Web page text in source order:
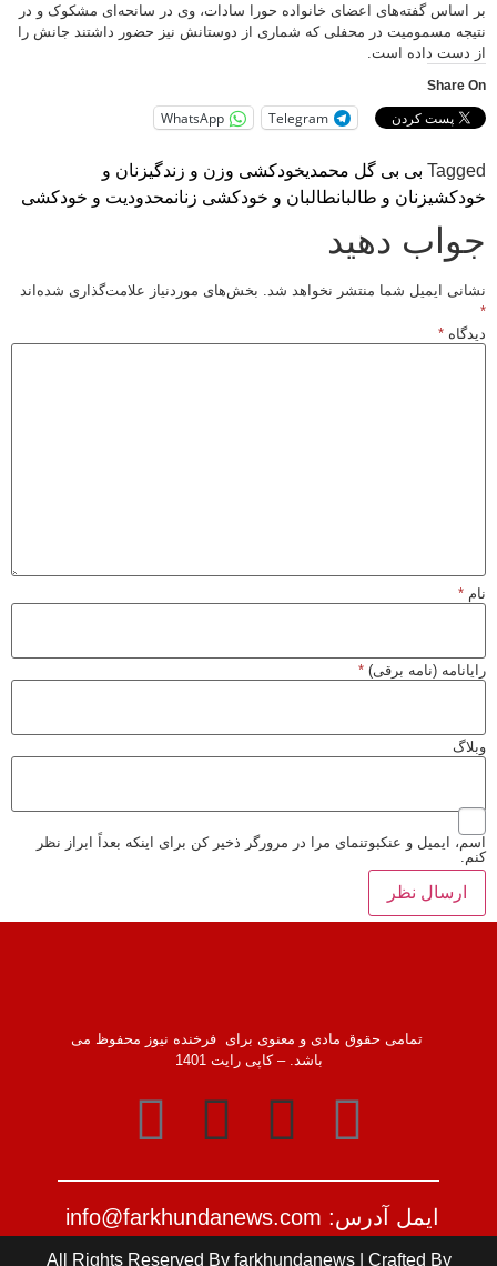
بر اساس گفته‌های اعضای خانواده حورا سادات، وی در سانحه‌ای مشکوک و در
نتیجه مسمومیت در محفلی که شماری از دوستانش نیز حضور داشتند جانش را
از دست داده است.
Share On
Telegram
WhatsApp
Tagged بی بی گل محمدیخودکشی و زن و زندگیزنان و
خودکشیزنان و طالبانطالبان و خودکشی زنانمحدودیت و خودکشی
جواب دهید
نشانی ایمیل شما منتشر نخواهد شد. بخش‌های موردنیاز علامت‌گذاری شده‌اند
دیدگاه*
نام*
رایانامه (نامه برقی)*
وبلاگ
اسم، ایمیل و عنکبوتنمای مرا در مرورگر ذخیر کن برای اینکه بعداً ابراز نظر
کنم.
تمامی حقوق مادی و معنوی برای فرخنده نیوز محفوظ می
باشد. – کاپی رایت 1401
ایمل آدرس: info@farkhundanews.com
All Rights Reserved By farkhundanews | Crafted By